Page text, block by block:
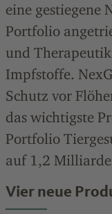
eine gestiegene
Portfolio
und
Impfstoffe.
Schutz vor
das wichtigste
Portfolio
auf 1,2
Vier neue